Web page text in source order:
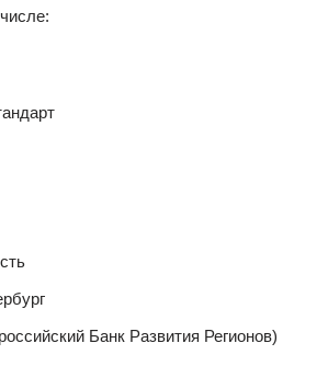
Банк Развития Регионов)